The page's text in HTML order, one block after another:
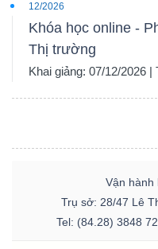
12/2026
Khóa học online -
Thị trường
Khai giảng: 07/12/2026
Vận hành
Trụ sở: 28/47 Lê
Tel: (84.28) 3848